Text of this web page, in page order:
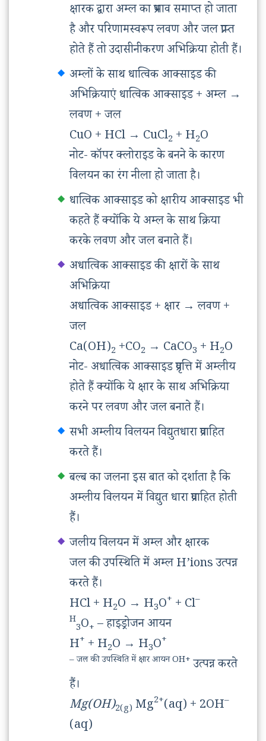
क्षारक द्वारा अम्ल का प्रभाव समाप्त हो जाता
है और परिणामस्वरूप लवण और जल प्राप्त
होते हैं तो उदासीनीकरण अभिक्रिया होती हैं।
अम्लों के साथ धात्विक आक्साइड की
अभिक्रियाएं धात्विक आक्साइड + अम्ल →
लवण + जल
CuO + HCl → CuCl2 + H2O
नोट- कॉपर क्लोराइड के बनने के कारण
विलयन का रंग नीला हो जाता है।
धात्विक आक्साइड को क्षारीय आक्साइड भी
कहते हैं क्योंकि ये अम्ल के साथ क्रिया
करके लवण और जल बनाते हैं।
अधात्विक आक्साइड की क्षारों के साथ
अभिक्रिया
अधात्विक आक्साइड + क्षार → लवण +
जल
Ca(OH)2 +CO2 → CaCO3 + H2O
नोट- अधात्विक आक्साइड प्रवृत्ति में अम्लीय
होते हैं क्योंकि ये क्षार के साथ अभिक्रिया
करने पर लवण और जल बनाते हैं।
सभी अम्लीय विलयन विद्युतधारा प्रवाहित
करते हैं।
बल्ब का जलना इस बात को दर्शाता है कि
अम्लीय विलयन में विद्युत धारा प्रवाहित होती
हैं।
जलीय विलयन में अम्ल और क्षारक
जल की उपस्थिति में अम्ल H’ions उत्पन्न
करते हैं।
HCl + H2O → H3O+ + Cl–
H
3O+ – हाइड्रोजन आयन
H+ + H2O → H3O+
– जल की उपस्थिति में क्षार आयन OH+ उत्पन्न करते
हैं।
Mg(OH)2(g) Mg2+(aq) + 2OH–
(aq)